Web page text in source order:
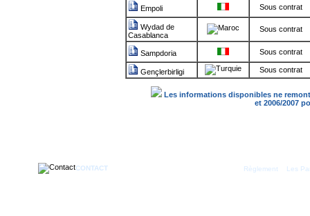
Empoli Sous contrat
Wydad de
Casablanca
Sous contrat
Sampdoria Sous contrat
Gençlerbirligi Sous contrat
Les informations disponibles ne
et 2006/2007
CONTACT Règlement Les